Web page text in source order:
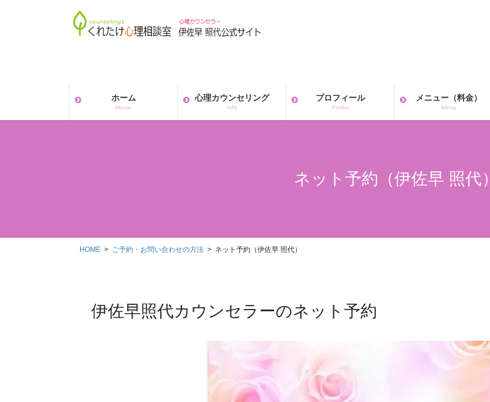
ッ
移
ホーム
Home
心理カウンセリング
Info
プロフィール
Profire
メニュー（料金）
Menu
ネット予約（伊佐早 照代）
HOME ご予約・お問い合わせの方法 ネット予約（伊佐早 照代）
伊佐早照代カウンセラーのネット予約